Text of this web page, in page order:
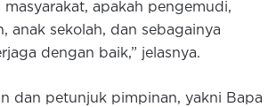
apakah pengemudi,
anak sekolah, dan sebagainya
dengan baik,” jelasnya.
dan petunjuk pimpinan, yakni Bapa